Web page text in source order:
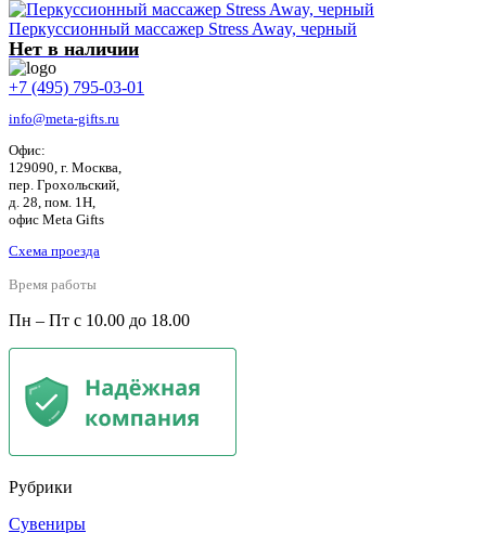
Перкусcионный массажер Stress Away, черный
Нет в наличии
+7 (495) 795-03-01
info@meta-gifts.ru
Офис:
129090, г. Москва,
пер. Грохольский,
д. 28, пом. 1Н,
офис Meta Gifts
Схема проезда
Время работы
Пн – Пт с 10.00 до 18.00
Рубрики
Сувениры